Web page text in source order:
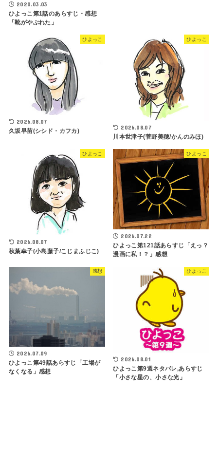
2020.03.03
ひよっこ第1話のあらすじ・感想
「靴がやぶれた」
ひよっこ
2026.08.07
久坂早苗(シシド・カフカ)
ひよっこ
2026.08.07
川本世津子(菅野美穂/かんのみほ)
ひよっこ
2026.08.07
秋葉幸子(小島藤子/こじまふじこ)
ひよっこ
2026.07.22
ひよっこ第121話あらすじ「えっ？
漫画に私！？」感想
感想
2026.07.09
ひよっこ第49話あらすじ「工場が
なくなる」感想
ひよっこ
2026.08.01
ひよっこ第9週ネタバレ,あらすじ
「小さな星の、小さな光」